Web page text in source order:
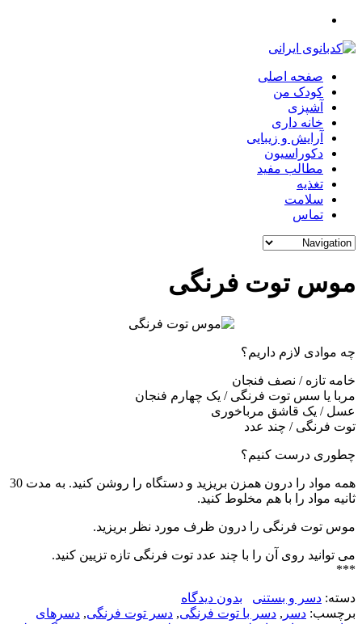
صفحه اصلی
کودک من
آشپزی
خانه داری
آرایش و زیبایی
دکوراسیون
مطالب مفید
تغذیه
سلامت
تماس
موس توت فرنگی
چه موادی لازم داریم؟
خامه تازه / نصف فنجان
مربا یا سس توت فرنگی / یک چهارم فنجان
عسل / یک قاشق مرباخوری
توت فرنگی / چند عدد
چطوری درست کنیم؟
همه مواد را درون همزن بریزید و دستگاه را روشن کنید. به مدت 30
ثانیه مواد را با هم مخلوط کنید.
موس توت فرنگی را درون ظرف مورد نظر بریزید.
می توانید روی آن را با چند عدد توت فرنگی تازه تزیین کنید.
***
دسته: دسر و بستنی
بدون دیدگاه
برچسب: دسر , دسر با توت فرنگی, دسر توت فرنگی, دسرهای